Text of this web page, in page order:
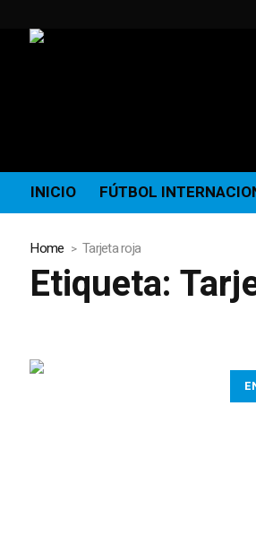
INICIO FÚTBOL
Home Tarjeta roja
Etiqueta: